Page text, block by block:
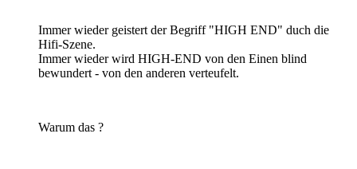
Immer wieder geistert der Begriff "HIGH END" duch die
Hifi-Szene.
Immer wieder wird HIGH-END von den Einen blind
bewundert - von den anderen verteufelt.
Warum das ?